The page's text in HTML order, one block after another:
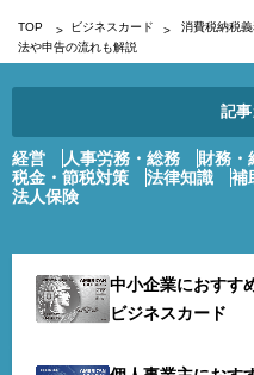
TOP ビジネスカード
消費税納税
法や申告の流れも解説
記事
経営 人事労務・総務 財務・
税金・節税対策
法律知識 補
法人保険
中小企業におすす
ビジネスカード